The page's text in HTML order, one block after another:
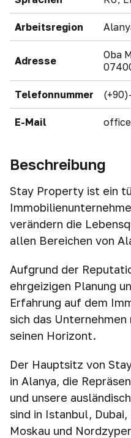
Arbeitsregion
Adresse
Oba
Telefonnummer
E-Mail
Beschreibung
Stay Property ist ein
verändern die
allen Bereichen von
Aufgrund der
ehrgeizigen Planung
Erfahrung auf dem
sich das
seinen Horizont.
Der Hauptsitz von
in Alanya, die
und unsere
sind in Istanbul,
Moskau und